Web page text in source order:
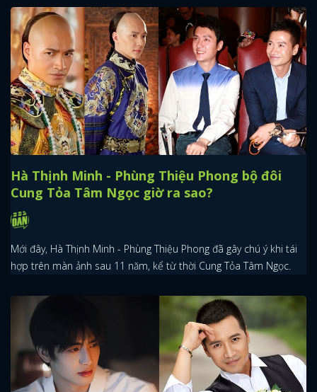
Hà Thịnh Minh - Phùng Thiệu Phong bộ đôi
Cung Tỏa Tâm Ngọc giờ ra sao?
Mới đây, Hà Thịnh Minh - Phùng Thiệu Phong đã gây chú ý khi tái
hợp trên màn ảnh sau 11 năm, kể từ thời Cung Tỏa Tâm Ngọc.